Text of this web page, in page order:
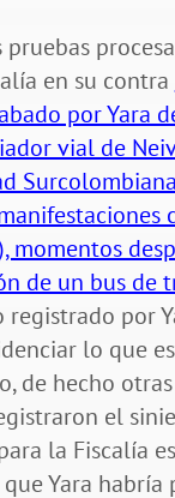
pruebas
en su contra
por Yara
vial de
momentos
de un bus de
registrado por
lo que
de hecho
el
la Fiscalía
Yara